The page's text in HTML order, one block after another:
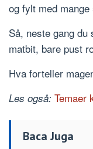
og fylt med
Så, neste gang
matbit, bare pust
Hva forteller
Les også: Temaer
Baca Juga